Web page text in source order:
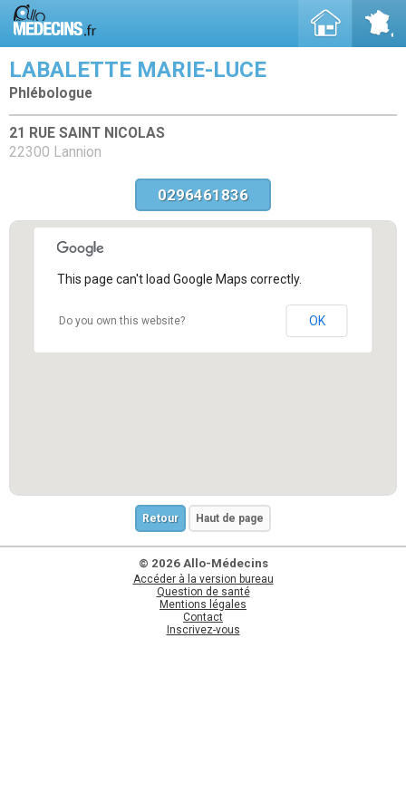
LABALETTE MARIE-LUCE
Phlébologue
21 RUE SAINT NICOLAS
22300 Lannion
0296461836
This page can't load Google Maps correctly.
Do you own this website? OK
Retour Haut de page
© 2026 Allo-Médecins
Accéder à la version bureau
Question de santé
Mentions légales
Contact
Inscrivez-vous